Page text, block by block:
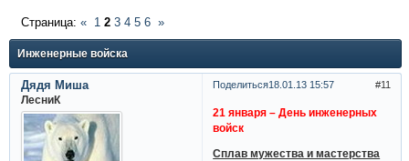
Инженерные войска
Страница: « 1 2 3 4 5 6 »
Поделиться 11
18.01.13 15:57
Дядя Миша
ЛесниК
21 января – День инженерных
войск
Сплав мужества и мастерства